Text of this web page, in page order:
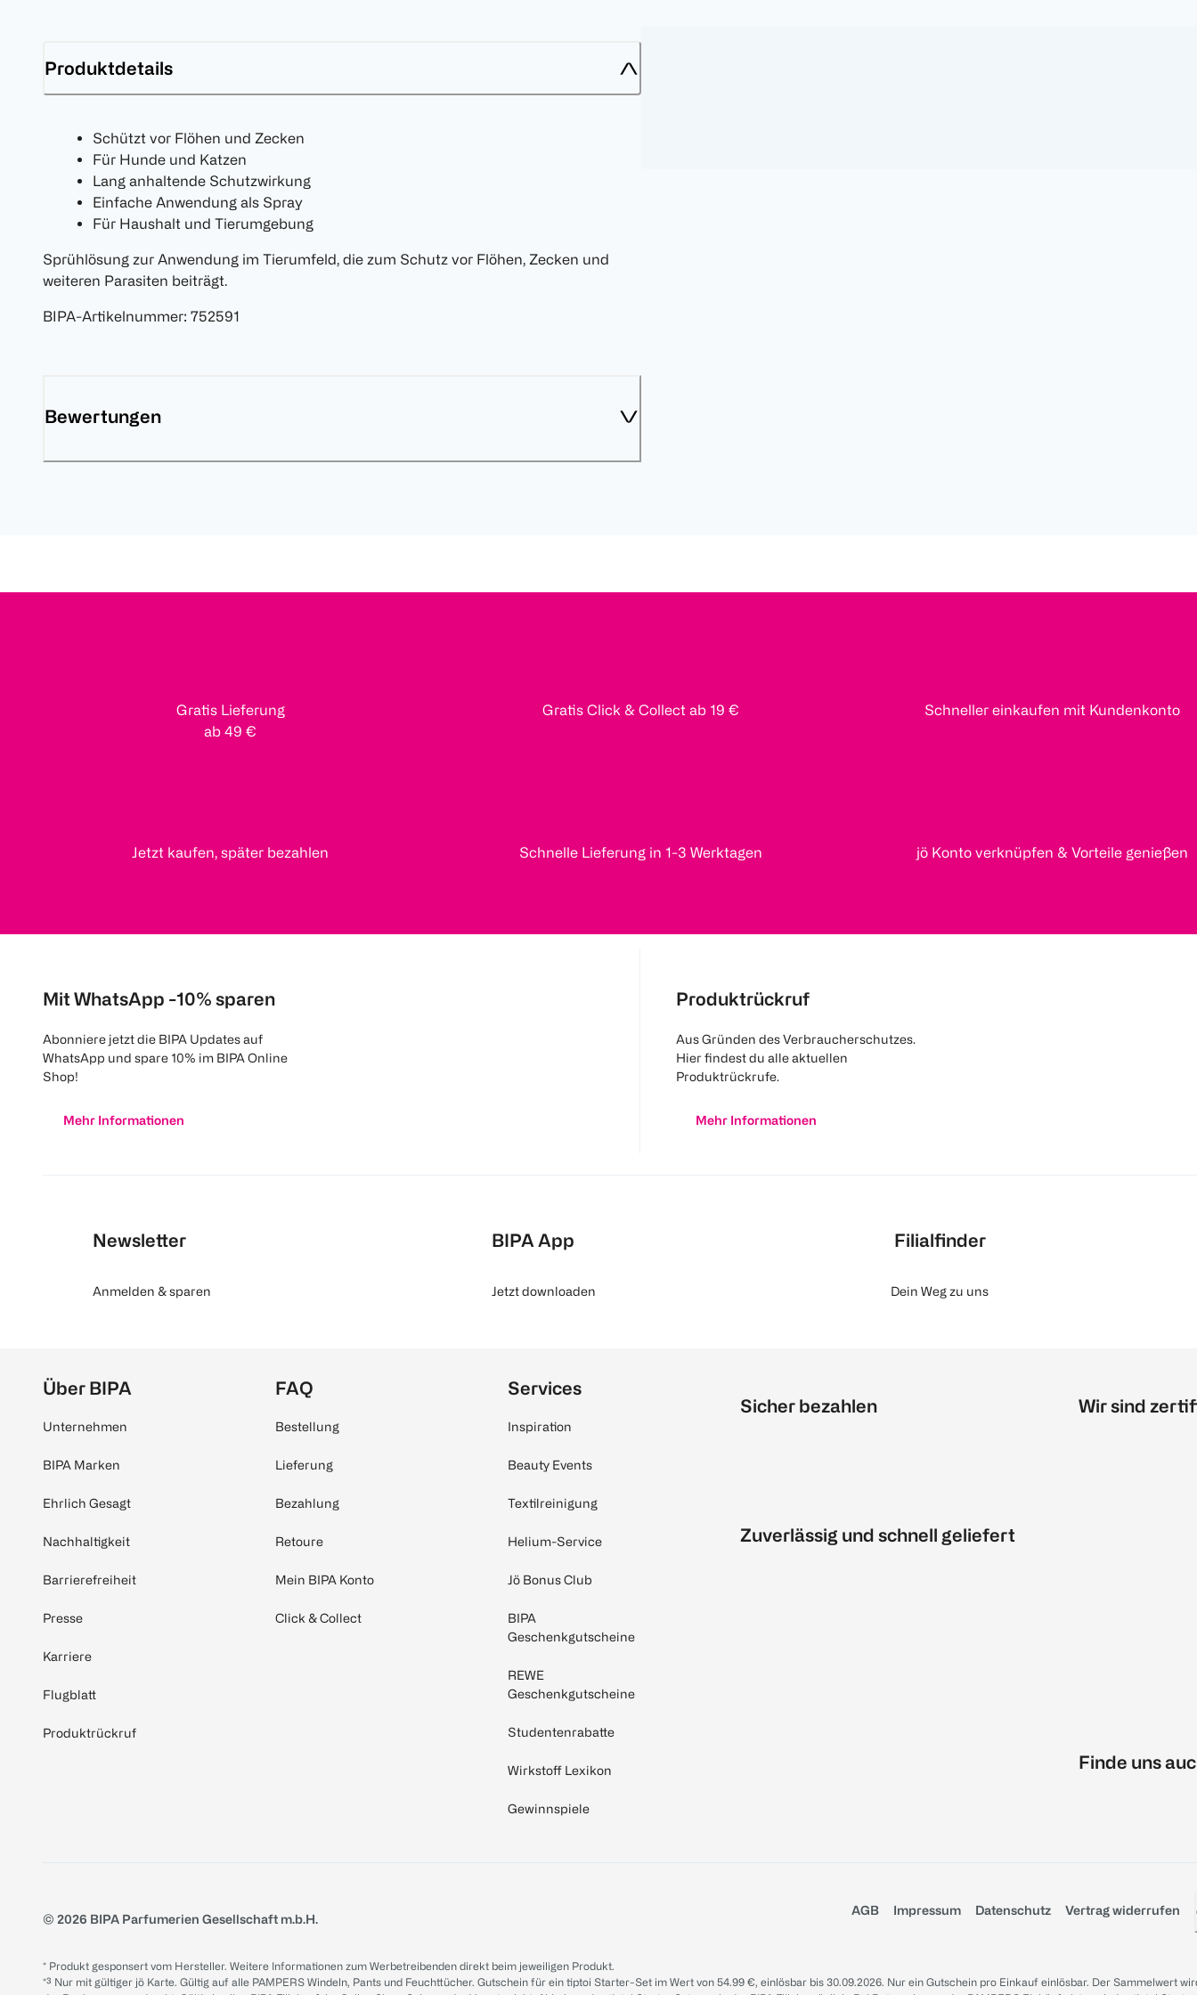
Produktdetails
Schützt vor Flöhen und Zecken
Für Hunde und Katzen
Lang anhaltende Schutzwirkung
Einfache Anwendung als Spray
Für Haushalt und Tierumgebung
Sprühlösung zur Anwendung im Tierumfeld, die zum Schutz vor Flöhen, Zecken und
weiteren Parasiten beiträgt.
BIPA-Artikelnummer: 752591
Bewertungen
Gratis Lieferung
ab 49 €
Gratis Click & Collect ab 19 € Schneller einkaufen mit Kundenkonto
Jetzt kaufen, später bezahlen Schnelle Lieferung in 1-3 Werktagen jö Konto verknüpfen & Vorteile genießen
Mit WhatsApp -10% sparen
Abonniere jetzt die BIPA Updates auf
WhatsApp und spare 10% im BIPA Online
Shop!
Mehr Informationen
Produktrückruf
Aus Gründen des Verbraucherschutzes.
Hier findest du alle aktuellen
Produktrückrufe.
Mehr Informationen
Newsletter
Anmelden & sparen
BIPA App
Jetzt downloaden
Filialfinder
Dein Weg zu uns
Über BIPA
Unternehmen
BIPA Marken
Ehrlich Gesagt
Nachhaltigkeit
Barrierefreiheit
Presse
Karriere
Flugblatt
Produktrückruf
FAQ
Bestellung
Lieferung
Bezahlung
Retoure
Mein BIPA Konto
Click & Collect
Services
Inspiration
Beauty Events
Textilreinigung
Helium-Service
Jö Bonus Club
BIPA
Geschenkgutscheine
REWE
Geschenkgutscheine
Studentenrabatte
Wirkstoff Lexikon
Gewinnspiele
Sicher bezahlen
Zuverlässig und schnell geliefert
Wir sind
Finde uns
© 2026 BIPA Parfumerien Gesellschaft m.b.H.
AGB Impressum Datenschutz Vertrag widerrufen
* Produkt gesponsert vom Hersteller. Weitere Informationen zum Werbetreibenden direkt beim jeweiligen Produkt.
*³ Nur mit gültiger jö Karte. Gültig auf alle PAMPERS Windeln, Pants und Feuchttücher. Gutschein für ein tiptoi Starter-Set im Wert von 54.99 €, einlösbar bis 30.09.2026. Nur ein Gutschein pro Einkauf einlösbar. Der Sammelwert